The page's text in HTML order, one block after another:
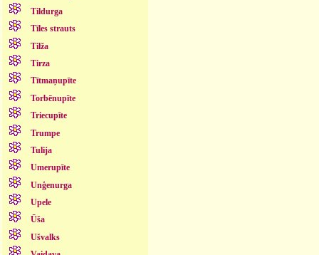
Tildurga
Tīles strauts
Tilža
Tirza
Tītmaņupīte
Torbēnupīte
Triecupīte
Trumpe
Tulija
Umerupīte
Unģenurga
Upele
Ūša
Ušvalks